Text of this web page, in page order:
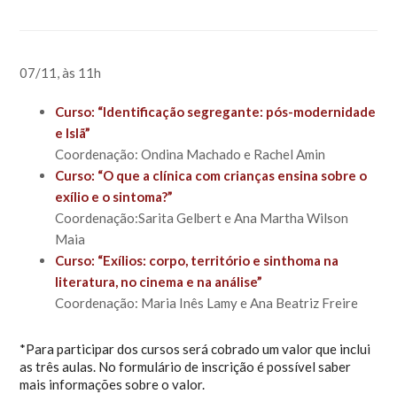
07/11, às 11h
Curso: “Identificação segregante: pós-modernidade
e Islã”
Coordenação: Ondina Machado e Rachel Amin
Curso: “O que a clínica com crianças ensina sobre o
exílio e o sintoma?”
Coordenação:Sarita Gelbert e Ana Martha Wilson
Maia
Curso: “Exílios: corpo, território e sinthoma na
literatura, no cinema e na análise”
Coordenação: Maria Inês Lamy e Ana Beatriz Freire
*Para participar dos cursos será cobrado um valor que inclui
as três aulas. No formulário de inscrição é possível saber
mais informações sobre o valor.